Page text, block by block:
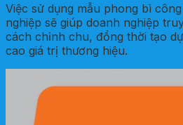
Việc sử dụng mẫu phong bì
nghiệp sẽ giúp doanh nghiệp
cách chỉnh chu, đồng thời tạo
cao giá trị thương hiệu.